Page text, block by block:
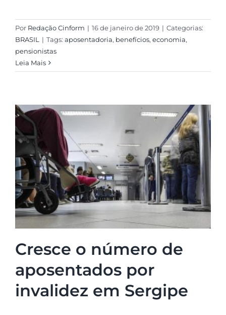
Por Redação Cinform | 16 de janeiro de 2019 | Categorias:
BRASIL
| Tags: aposentadoria, benefícios, economia,
pensionistas
Leia Mais
Cresce o número de
aposentados por
invalidez em Sergipe